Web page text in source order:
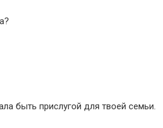
быть прислугой для твоей семьи.